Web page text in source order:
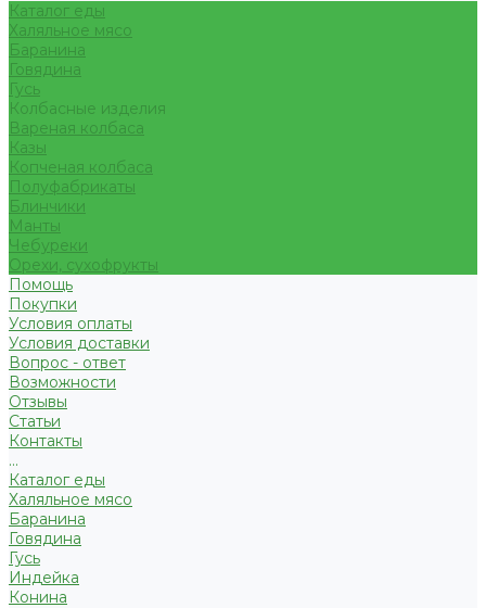
Каталог еды
Халяльное мясо
Баранина
Говядина
Гусь
Колбасные изделия
Вареная колбаса
Казы
Копченая колбаса
Полуфабрикаты
Блинчики
Манты
Чебуреки
Орехи, сухофрукты
Помощь
Покупки
Условия оплаты
Условия доставки
Вопрос - ответ
Возможности
Отзывы
Статьи
Контакты
...
Каталог еды
Халяльное мясо
Баранина
Говядина
Гусь
Индейка
Конина